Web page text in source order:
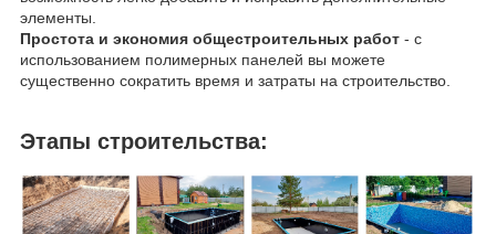
элементы.
Простота и экономия общестроительных работ - с
использованием полимерных панелей вы можете
существенно сократить время и затраты на строительство.
Этапы строительства: